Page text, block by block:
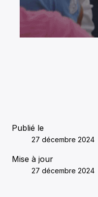
Publié le
27 décembre 2024
Mise à jour
27 décembre 2024